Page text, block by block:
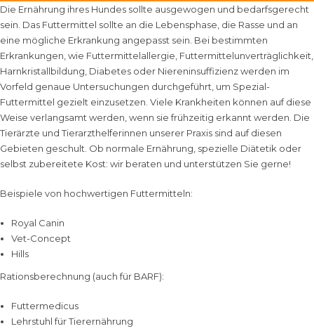
Die Ernährung ihres Hundes sollte ausgewogen und bedarfsgerecht
sein. Das Futtermittel sollte an die Lebensphase, die Rasse und an
eine mögliche Erkrankung angepasst sein. Bei bestimmten
Erkrankungen, wie Futtermittelallergie, Futtermittelunverträglichkeit,
Harnkristallbildung, Diabetes oder Niereninsuffizienz werden im
Vorfeld genaue Untersuchungen durchgeführt, um Spezial-
Futtermittel gezielt einzusetzen. Viele Krankheiten können auf diese
Weise verlangsamt werden, wenn sie frühzeitig erkannt werden. Die
Tierärzte und Tierarzthelferinnen unserer Praxis sind auf diesen
Gebieten geschult. Ob normale Ernährung, spezielle Diätetik oder
selbst zubereitete Kost: wir beraten und unterstützen Sie gerne!
Beispiele von hochwertigen Futtermitteln:
Royal Canin
Vet-Concept
Hills
Rationsberechnung (auch für BARF):
Futtermedicus
Lehrstuhl für Tierernährung